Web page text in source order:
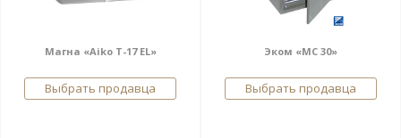
Магна «Aiko T-17 EL»
Выбрать продавца
Эком «МС 30»
Выбрать продавца